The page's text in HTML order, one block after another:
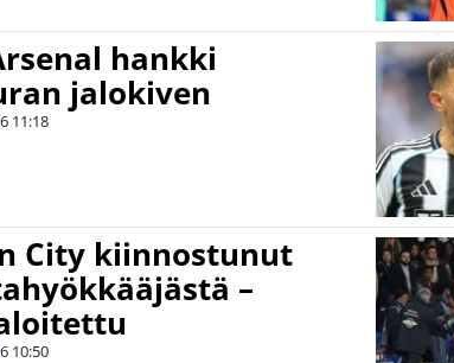
hankki
jalokiven
11:18
City kiinnostunut
–
10:50